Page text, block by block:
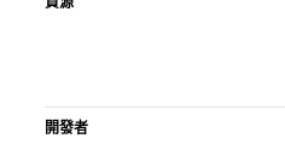
開發者